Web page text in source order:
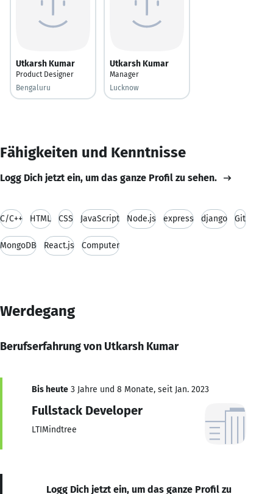
Utkarsh Kumar
Product Designer
Bengaluru
Utkarsh Kumar
Manager
Lucknow
Fähigkeiten und Kenntnisse
Logg Dich jetzt ein, um das ganze Profil zu sehen.
C/C++ HTML CSS JavaScript Node.js express django Git
MongoDB React.js Computer
Werdegang
Berufserfahrung von Utkarsh Kumar
Bis heute 3 Jahre und 8 Monate, seit Jan. 2023
Fullstack Developer
LTIMindtree
Logg Dich jetzt ein, um das ganze Profil zu